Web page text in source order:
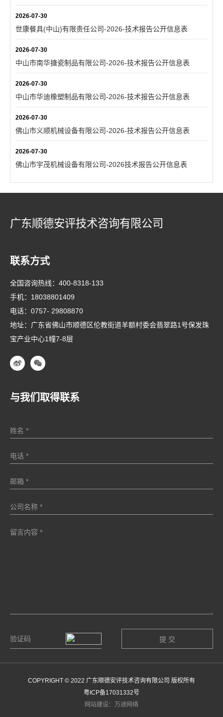
2026-07-30
世康餐具(中山)有限责任公司-2026-技术报告公开信息表
2026-07-30
中山市南华搪瓷制品有限公司-2026-技术报告公开信息表
2026-07-30
中山市华迪橡塑制品有限公司-2026-技术报告公开信息表
2026-07-30
佛山市义顺机械设备有限公司-2026-技术报告公开信息表
2026-07-30
佛山市宇茂机械设备有限公司-2026技术报告公开信息表
广东顺德安评技术咨询有限公司
联系方式
全国咨询热线： 400-8318-133
手机： 18038801409
电话： 0757- 29808870
地址：广东省佛山市顺德区伦教街道羊额村委会翡翠路1号保发珠
宝产业中心1幢7-8层
与我们取得联系
COPYRIGHT © 2022 广东顺德安评技术咨询有限公司 版权所有
粤ICP备17031332号
网站建设：万迪网络